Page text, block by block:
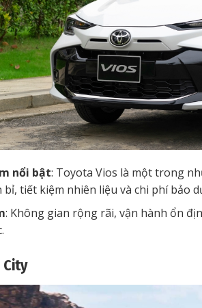
nổi bật: Toyota Vios là một trong
bỉ, tiết kiệm nhiên liệu và chi phí bảo
: Không gian rộng rãi, vận hành ổn